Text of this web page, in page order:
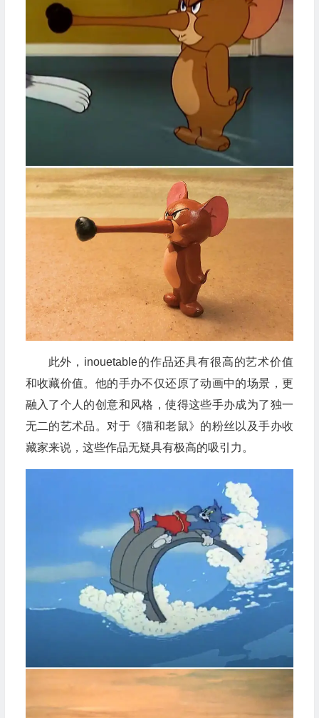
此外，inouetable的作品还具有很高的艺术价值
和收藏价值。他的手办不仅还原了动画中的场景，更
融入了个人的创意和风格，使得这些手办成为了独一
无二的艺术品。对于《猫和老鼠》的粉丝以及手办收
藏家来说，这些作品无疑具有极高的吸引力。